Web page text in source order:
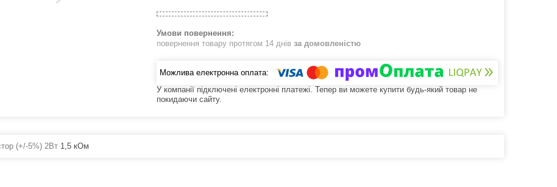
повернення товару протягом 14 днів за домовленістю
У компанії підключені електронні платежі. Тепер ви можете купити будь-який товар не
покидаючи сайту.
(+/-5%) 2Вт 1,5 кОм